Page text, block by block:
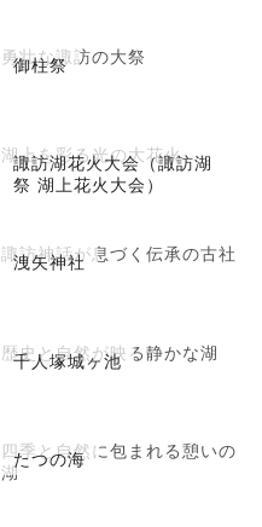
御柱祭
勇壮な諏訪の大祭
諏訪湖花火大会（諏訪湖
祭 湖上花火大会）
湖上を彩る光の大花火
洩矢神社
諏訪神話が息づく伝承の古社
千人塚城ヶ池
歴史と自然が映る静かな湖
たつの海
四季と自然に包まれる憩いの
湖